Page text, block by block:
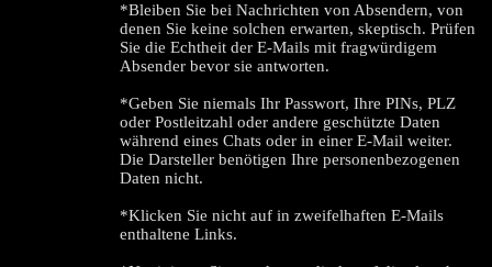
*Bleiben Sie bei Nachrichten von Absendern, von
denen Sie keine solchen erwarten, skeptisch. Prüfen
Sie die Echtheit der E-Mails mit fragwürdigem
Absender bevor sie antworten.
*Geben Sie niemals Ihr Passwort, Ihre PINs, PLZ
oder Postleitzahl oder andere geschützte Daten
während eines Chats oder in einer E-Mail weiter.
Die Darsteller benötigen Ihre personenbezogenen
Daten nicht.
*Klicken Sie nicht auf in zweifelhaften E-Mails
enthaltene Links.